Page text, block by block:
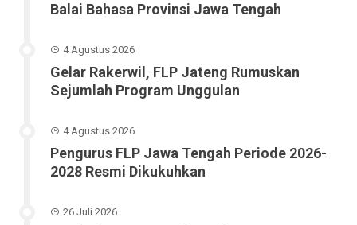
Balai Bahasa Provinsi Jawa Tengah
4 Agustus 2026
Gelar Rakerwil, FLP Jateng Rumuskan
Sejumlah Program Unggulan
4 Agustus 2026
Pengurus FLP Jawa Tengah Periode 2026-
2028 Resmi Dikukuhkan
26 Juli 2026